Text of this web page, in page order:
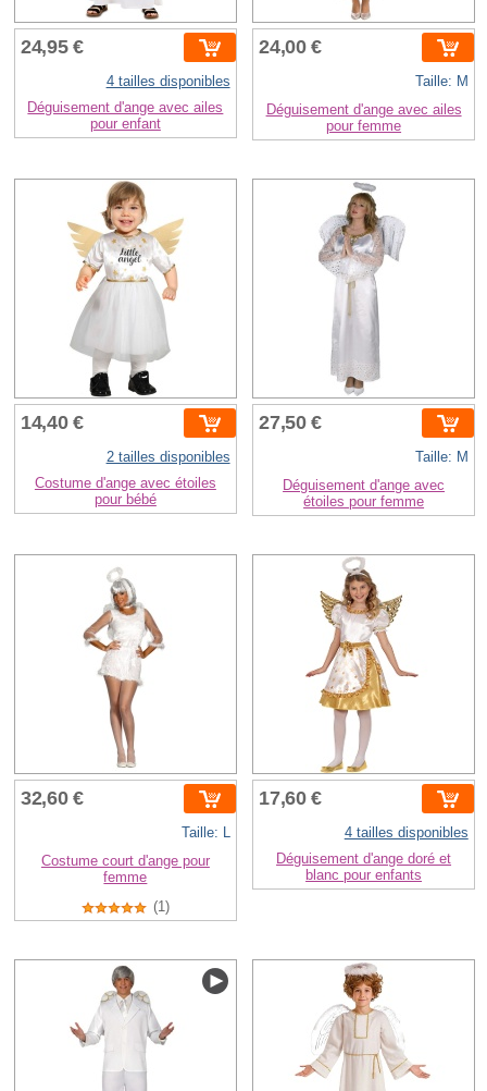
24,95 €
4 tailles disponibles
Déguisement d'ange avec ailes
pour enfant
24,00 €
Taille: M
Déguisement d'ange avec ailes
pour femme
14,40 €
2 tailles disponibles
Costume d'ange avec étoiles
pour bébé
27,50 €
Taille: M
Déguisement d'ange avec
étoiles pour femme
32,60 €
Taille: L
Costume court d'ange pour
femme
(1)
17,60 €
4 tailles disponibles
Déguisement d'ange doré et
blanc pour enfants